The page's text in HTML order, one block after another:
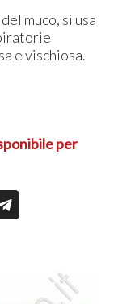
muco, si usa
e vischiosa.
per